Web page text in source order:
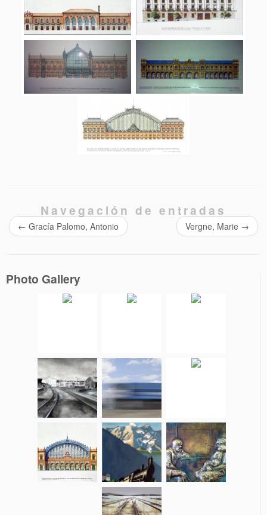
Navegación de entradas
← Gracía Palomo, Antonio Vergne, Marie →
Photo Gallery